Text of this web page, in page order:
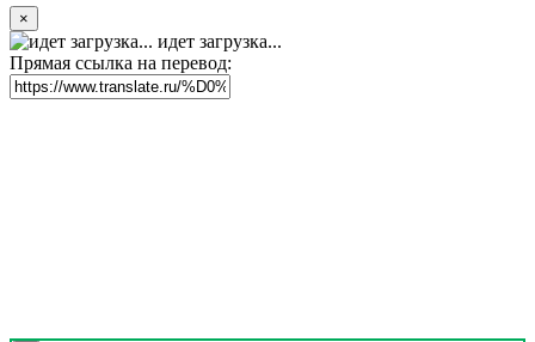
×
идет загрузка...
Прямая ссылка на перевод: